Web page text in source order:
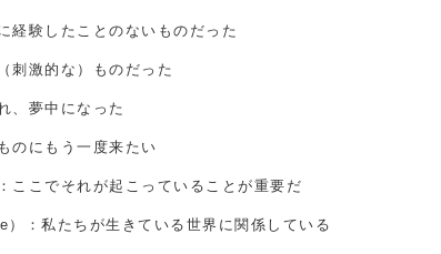
経験したことのないものだった
刺激的な）ものだった
、夢中になった
のにもう一度来たい
ここでそれが起こっていることが重要だ
：私たちが生きている世界に関係している